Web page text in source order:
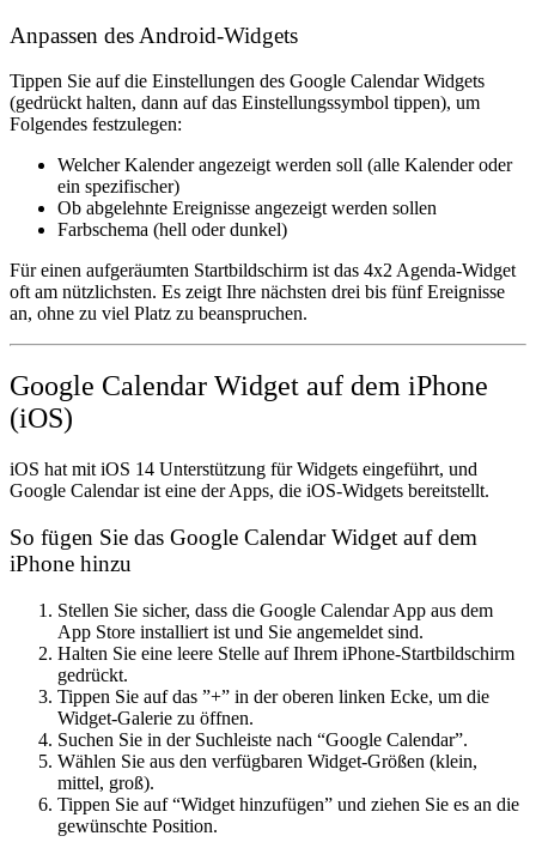
Anpassen des Android-Widgets
Tippen Sie auf die Einstellungen des Google Calendar Widgets
(gedrückt halten, dann auf das Einstellungssymbol tippen), um
Folgendes festzulegen:
Welcher Kalender angezeigt werden soll (alle Kalender oder
ein spezifischer)
Ob abgelehnte Ereignisse angezeigt werden sollen
Farbschema (hell oder dunkel)
Für einen aufgeräumten Startbildschirm ist das 4x2 Agenda-Widget
oft am nützlichsten. Es zeigt Ihre nächsten drei bis fünf Ereignisse
an, ohne zu viel Platz zu beanspruchen.
Google Calendar Widget auf dem iPhone
(iOS)
iOS hat mit iOS 14 Unterstützung für Widgets eingeführt, und
Google Calendar ist eine der Apps, die iOS-Widgets bereitstellt.
So fügen Sie das Google Calendar Widget auf dem
iPhone hinzu
Stellen Sie sicher, dass die Google Calendar App aus dem
App Store installiert ist und Sie angemeldet sind.
Halten Sie eine leere Stelle auf Ihrem iPhone-Startbildschirm
gedrückt.
Tippen Sie auf das ”+” in der oberen linken Ecke, um die
Widget-Galerie zu öffnen.
Suchen Sie in der Suchleiste nach “Google Calendar”.
Wählen Sie aus den verfügbaren Widget-Größen (klein,
mittel, groß).
Tippen Sie auf “Widget hinzufügen” und ziehen Sie es an die
gewünschte Position.